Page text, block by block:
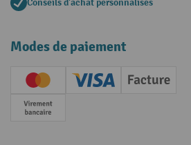
Conseils d'achat personnalisés
Modes de paiement
Creditcard (Master)Creditcard (Visa)
Facture
Paiement anticipé